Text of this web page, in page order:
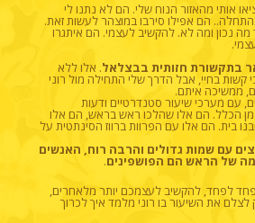
אותי מהאזור הנוח שלי. הם לא נתנו לי
הם אפילו סירבו במוצהר לעשות זאת.
מה נכון ומה לא. להקשיב לעצמי. הם איתגרו
בתקשורת חזותית בבצלאל. אלו ללא
קשות בחיי, אבל הדרך שלי התחילה מול רוני
ממשיכה איתם.
עם מערכי שיעור סטנדרטיים ודעות
מן הכלל. הם אלו שהלכו ראש בראש, הם אלו
בית. הם אלו עם הפרוות ברווז הסינתטית על
עם שמות גדולים והרבה רוח, האנשים
של הראש הם הפושפינים.
לפחד, להקשיב לעצמכם יותר מלאחרים,
את השיעור בו רוני מלמד איך לכרוך